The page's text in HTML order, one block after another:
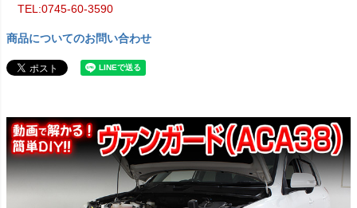
TEL:0745-60-3590
商品についてのお問い合わせ